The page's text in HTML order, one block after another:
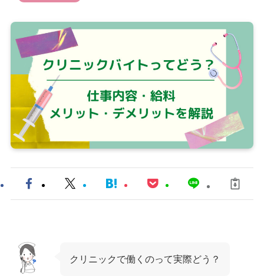
クリニックで働くのって実際どう？